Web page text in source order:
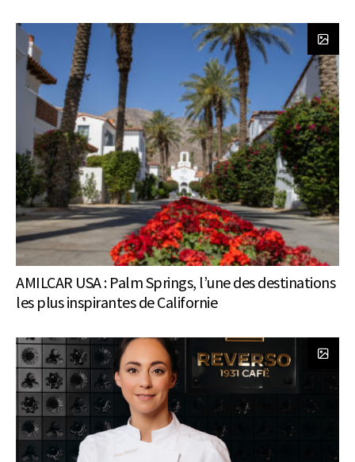
AMILCAR USA : Palm Springs, l’une des destinations
les plus inspirantes de Californie